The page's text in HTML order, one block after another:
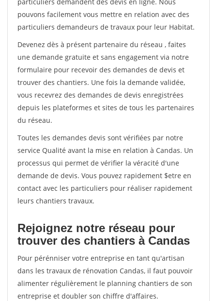
pouvons facilement vous mettre en relation avec des
particuliers demandeurs de travaux pour leur Habitat.
Devenez dès à présent partenaire du réseau , faites
une demande gratuite et sans engagement via notre
formulaire pour recevoir des demandes de devis et
trouver des chantiers. Une fois la demande validée,
vous recevrez des demandes de devis enregistrées
depuis les plateformes et sites de tous les partenaires
du réseau.
Toutes les demandes devis sont vérifiées par notre
service Qualité avant la mise en relation à Candas. Un
processus qui permet de vérifier la véracité d'une
demande de devis. Vous pouvez rapidement $etre en
contact avec les particuliers pour réaliser rapidement
leurs chantiers travaux.
Rejoignez notre réseau pour
trouver des chantiers à Candas
Pour pérénniser votre entreprise en tant qu'artisan
dans les travaux de rénovation Candas, il faut pouvoir
alimenter régulièrement le planning chantiers de son
entreprise et doubler son chiffre d'affaires.